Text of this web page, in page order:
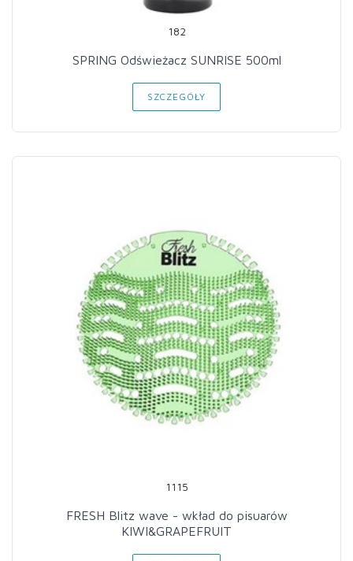
182
SPRING Odświeżacz SUNRISE 500ml
SZCZEGÓŁY
1115
FRESH Blitz wave - wkład do pisuarów
KIWI&GRAPEFRUIT